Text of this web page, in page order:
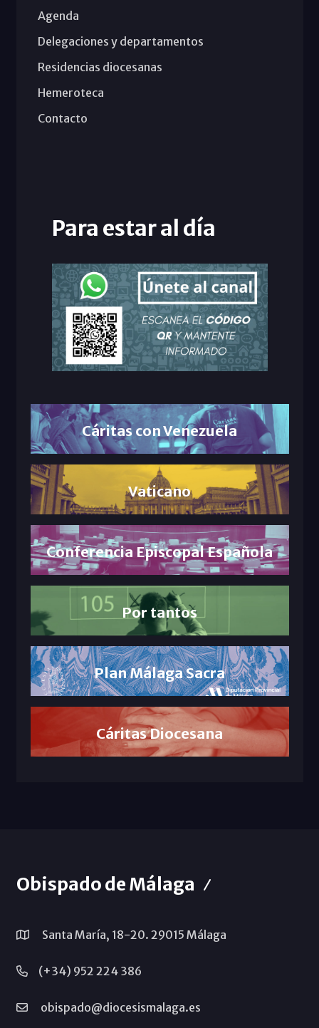
Agenda
Delegaciones y departamentos
Residencias diocesanas
Hemeroteca
Contacto
Para estar al día
Cáritas con Venezuela
Vaticano
Conferencia Episcopal Española
Por tantos
Plan Málaga Sacra
Cáritas Diocesana
Obispado de Málaga
Santa María, 18-20. 29015 Málaga
(+34) 952 224 386
obispado@diocesismalaga.es